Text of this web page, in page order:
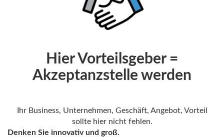
Hier Vorteilsgeber =
Akzeptanzstelle werden
Ihr Business, Unternehmen, Geschäft, Angebot, Vorteil
sollte hier nicht fehlen.
Denken Sie innovativ und groß.